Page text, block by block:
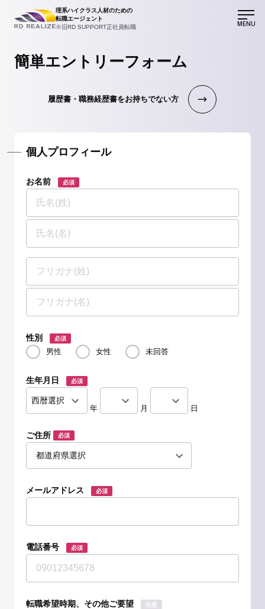
理系ハイクラス人材のための
転職エージェント
※旧RD SUPPORT正社員転職
MENU
簡単エントリーフォーム
履歴書・職務経歴書をお持ちでない方
個人プロフィール
お名前 必須
性別 必須
男性 女性 未回答
生年月日 必須
年 月 日
ご住所 必須
メールアドレス 必須
電話番号 必須
転職希望時期、その他ご要望 任意